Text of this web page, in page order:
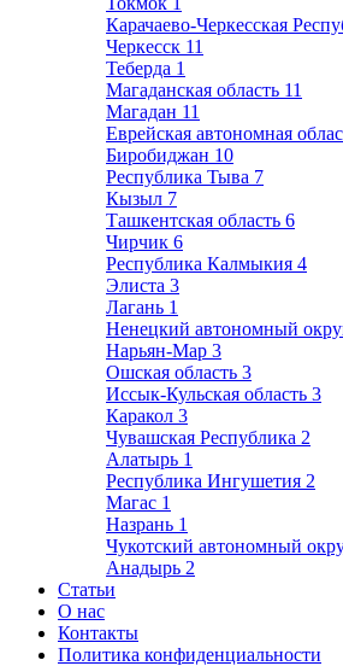
Карачаево-Черкесская
Черкесск 11
Теберда 1
Магаданская область 11
Магадан 11
Еврейская автономная
Биробиджан 10
Республика Тыва 7
Кызыл 7
Ташкентская область 6
Чирчик 6
Республика Калмыкия 4
Элиста 3
Лагань 1
Ненецкий автономный
Нарьян-Мар 3
Ошская область 3
Иссык-Кульская область 3
Каракол 3
Чувашская Республика 2
Алатырь 1
Республика Ингушетия 2
Магас 1
Назрань 1
Чукотский автономный
Анадырь 2
Статьи
О нас
Контакты
Политика конфиденциальности